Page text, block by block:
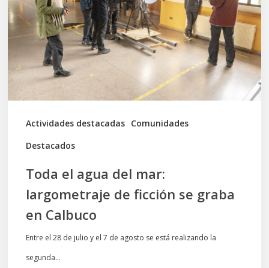
Actividades destacadas Comunidades
Destacados
mar:
largometraje
de
ficción
se
graba
Toda el agua del mar:
largometraje de ficción se graba
en Calbuco
Entre el 28 de julio y el 7 de agosto se está realizando la
segunda…